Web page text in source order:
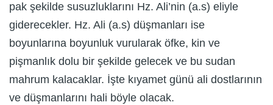
pak şekilde susuzluklarını Hz. Ali’nin (a.s) eliyle
giderecekler. Hz. Ali (a.s) düşmanları ise
boyunlarına boyunluk vurularak öfke, kin ve
pişmanlık dolu bir şekilde gelecek ve bu sudan
mahrum kalacaklar. İşte kıyamet günü ali dostlarının
ve düşmanlarını hali böyle olacak.